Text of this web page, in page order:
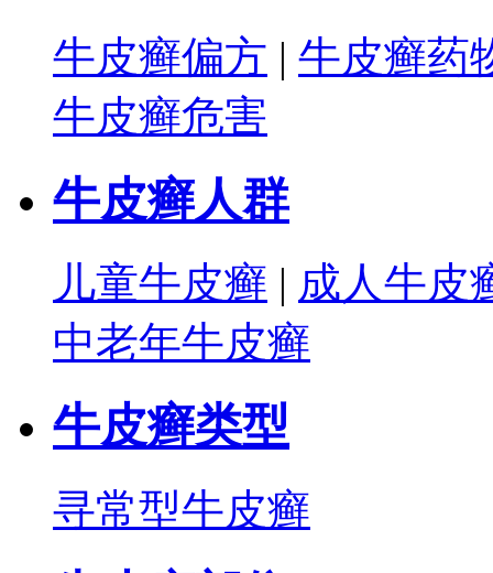
牛皮癣偏方 | 牛皮癣药
牛皮癣危害
牛皮癣人群
儿童牛皮癣 | 成人牛皮
中老年牛皮癣
牛皮癣类型
寻常型牛皮癣